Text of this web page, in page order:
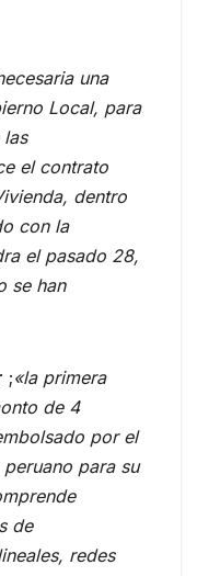
una
Local, para
el contrato
dentro
con la
el pasado 28,
se han
;«la primera
de 4
por el
para su
de
redes